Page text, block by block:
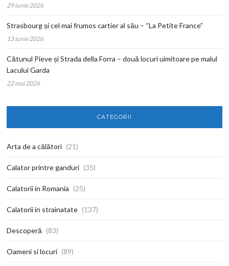
29 iunie 2026
Strasbourg și cel mai frumos cartier al său – “La Petite France”
13 iunie 2026
Cătunul Pieve și Strada della Forra – două locuri uimitoare pe malul
Lacului Garda
22 mai 2026
CATEGORII
Arta de a călători (21)
Calator printre ganduri (35)
Calatorii in Romania (25)
Calatorii in strainatate (137)
Descoperă (83)
Oameni si locuri (89)